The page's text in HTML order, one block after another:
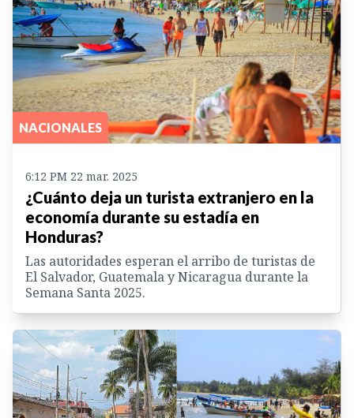
NACIONALES
6:12 PM 22 mar. 2025
¿Cuánto deja un turista extranjero en la
economía durante su estadía en
Honduras?
Las autoridades esperan el arribo de turistas de
El Salvador, Guatemala y Nicaragua durante la
Semana Santa 2025.